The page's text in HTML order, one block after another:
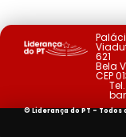
621
Bela
CEP
Tel.:
© Liderança do PT - Todos